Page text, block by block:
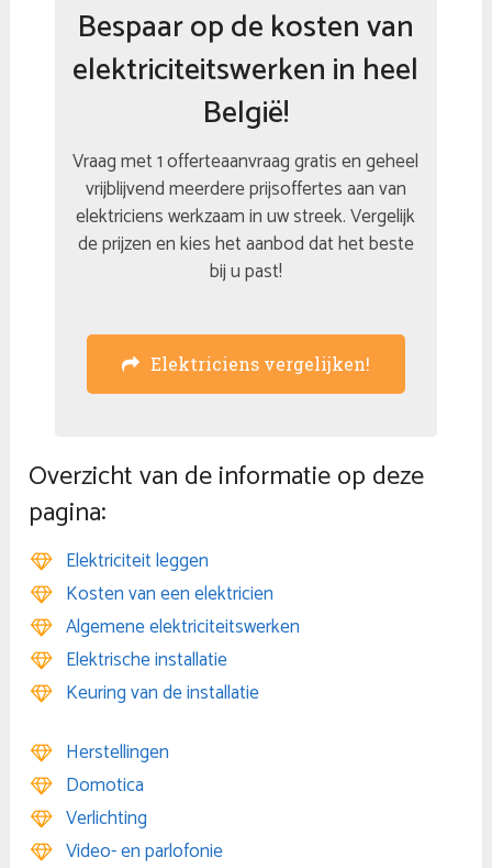
Bespaar op de kosten van
elektriciteitswerken in heel
België!
Vraag met 1 offerteaanvraag gratis en geheel
vrijblijvend meerdere prijsoffertes aan van
elektriciens werkzaam in uw streek. Vergelijk
de prijzen en kies het aanbod dat het beste
bij u past!
Elektriciens vergelijken!
Overzicht van de informatie op deze
pagina:
Elektriciteit leggen
Kosten van een elektricien
Algemene elektriciteitswerken
Elektrische installatie
Keuring van de installatie
Herstellingen
Domotica
Verlichting
Video- en parlofonie